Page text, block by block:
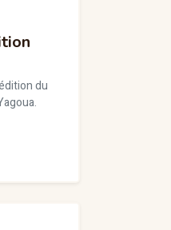
du